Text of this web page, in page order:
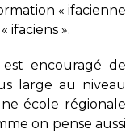
« ifacienne
ifaciens ».
est encouragé de
large au niveau
école régionale
on pense aussi